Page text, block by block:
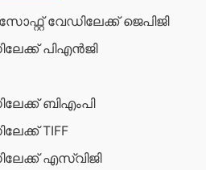
വേഡിലേക്ക് ജെപിജി
പി‌എൻ‌ജി
ബി‌എം‌പി
TIFF
എസ്‌വി‌ജി